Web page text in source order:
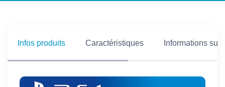
Infos produits Caractéristiques Informations